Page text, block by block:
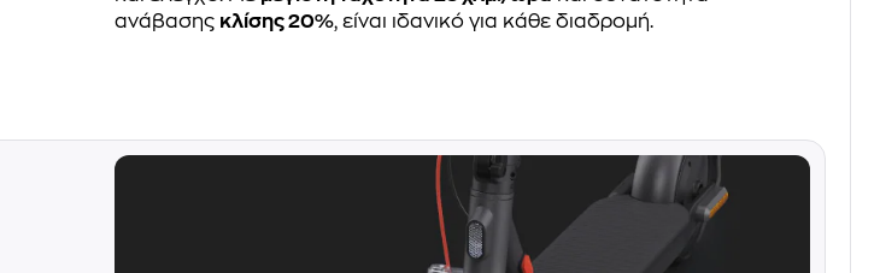
ανάβασης κλίσης 20%, είναι ιδανικό για κάθε διαδρομή.